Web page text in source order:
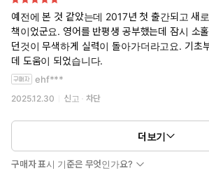
정도라면 해볼 수 있겠다는 생각이 들었다. 영어
있겠다’는 감정을 느낀 게 오랜만이었다.
저자의 경험담도 과하지 않게 설득력을 더한다.
국어, 스페인어까지 익힌 비결이 모두 “기초 회화
한 비법보다 꾸준함이 얼마나 중요한지를 다시
장씩, 자투리 시간을 활용해 외운다는 방식은 새
지 않아 좌절했던 시간들 역시 결국은 방법보다
또 하나 인상 깊었던 점은, 이 책이 영어를 스킬이
예전에 본 것 같았는데 2017년 첫 출간되고 새
책이었군요. 영어를 반평생 공부했는데 잠시 소
던것이 무색하게 실력이 돌아가더라고요. 기초
데 도움이 되었습니다.
ehf***
2025.12.30 신고 차단
더보기
구매자 표시 기준은 무엇인가요?